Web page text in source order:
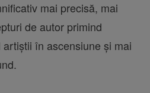
mai precisă, mai
de autor primind
în ascensiune și mai